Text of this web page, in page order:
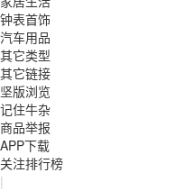
钟表首饰
汽车用品
其它类型
其它链接
坚版浏览
记住牛杂
商品举报
APP下载
关注排行榜
|